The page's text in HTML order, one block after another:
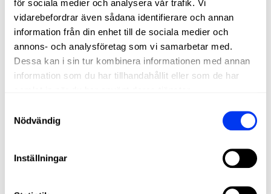
för sociala medier och analysera vår trafik. Vi
vidarebefordrar även sådana identifierare och annan
information från din enhet till de sociala medier och
annons- och analysföretag som vi samarbetar med.
Dessa kan i sin tur kombinera informationen med annan
information som du har tillhandahållit eller som de har
Nödvändig
Inställningar